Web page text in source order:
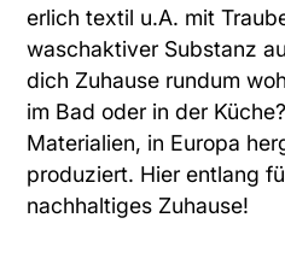
erlich textil u.A. mit
waschaktiver Substanz
dich Zuhause rundum
im Bad oder in der
Materialien, in Europa
produziert. Hier entlang
nachhaltiges Zuhause!